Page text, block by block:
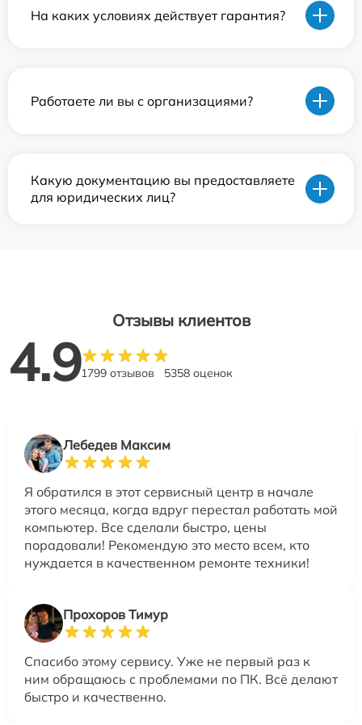
На каких условиях действует гарантия?
Работаете ли вы с организациями?
Какую документацию вы предоставляете
для юридических лиц?
Отзывы клиентов
4.91799 отзывов 5358 оценок
Лебедев Максим
Я обратился в этот сервисный центр в начале
этого месяца, когда вдруг перестал работать мой
компьютер. Все сделали быстро, цены
порадовали! Рекомендую это место всем, кто
нуждается в качественном ремонте техники!
Прохоров Тимур
Спасибо этому сервису. Уже не первый раз к
ним обращаюсь с проблемами по ПК. Всё делают
быстро и качественно.